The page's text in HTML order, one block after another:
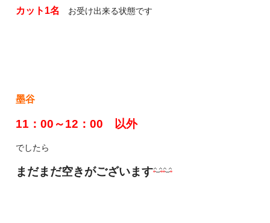
カット1名 お受け出来る状態です
墨谷
11：00～12：00 以外
でしたら
まだまだ空きがございます